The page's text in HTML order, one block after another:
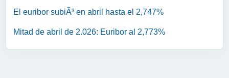
El euribor subiÃ³ en abril hasta el 2,747%
Mitad de abril de 2.026: Euribor al 2,773%